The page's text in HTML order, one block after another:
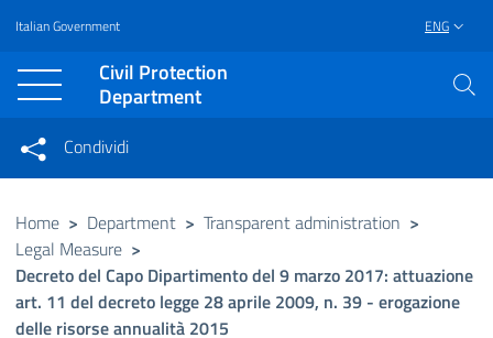
Vai al contenuto principale
Raggiungi il piè di pagina
Italian Government ENG
Civil Protection
Department
Condividi su Facebook
Condividi su Twitter
Condividi
Condividi sui social network
Home > Department > Transparent administration >
Legal Measure >
Decreto del Capo Dipartimento del 9 marzo 2017: attuazione
art. 11 del decreto legge 28 aprile 2009, n. 39 - erogazione
delle risorse annualità 2015